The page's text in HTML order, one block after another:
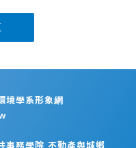
境學系形象網
事務學院 不動產與城鄉